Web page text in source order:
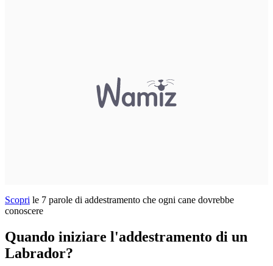
Scopri le 7 parole di addestramento che ogni cane dovrebbe
conoscere
Quando iniziare l'addestramento di un
Labrador?